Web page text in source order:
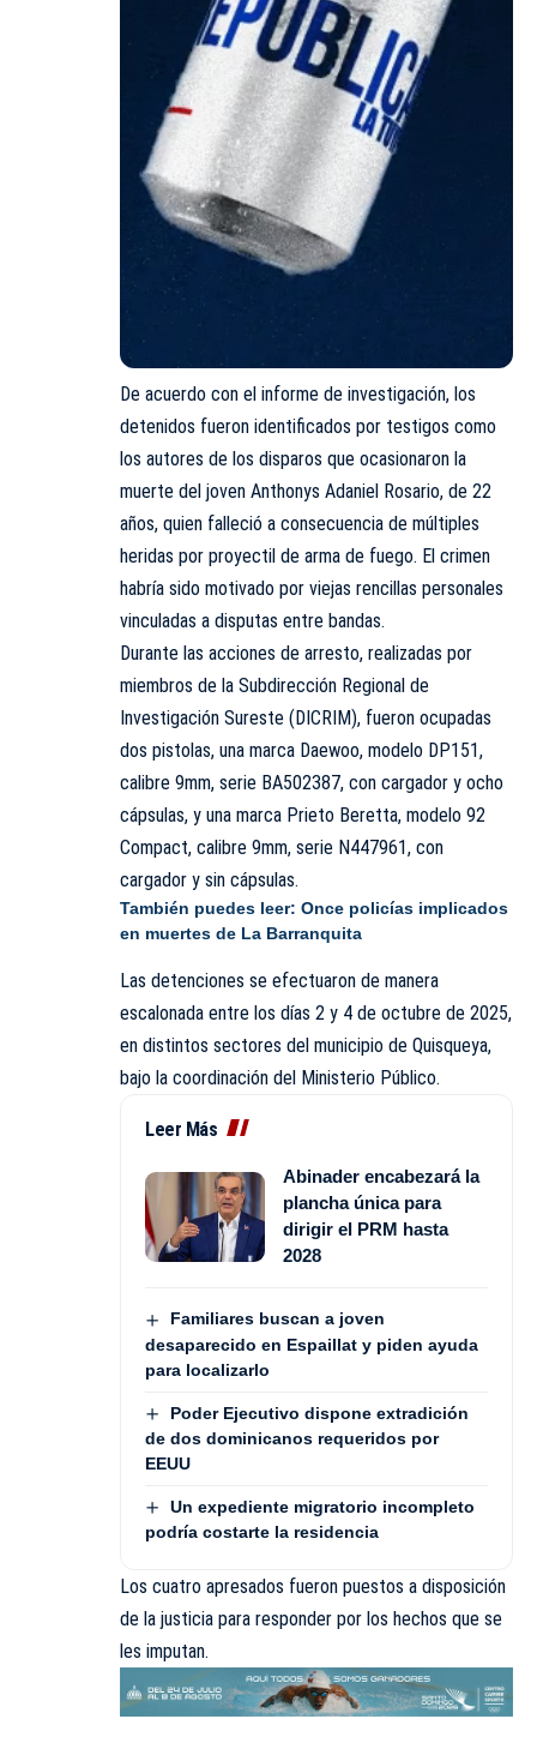
De acuerdo con el informe de investigación, los
detenidos fueron identificados por testigos como
los autores de los disparos que ocasionaron la
muerte del joven Anthonys Adaniel Rosario, de 22
años, quien falleció a consecuencia de múltiples
heridas por proyectil de arma de fuego. El crimen
habría sido motivado por viejas rencillas personales
vinculadas a disputas entre bandas.
Durante las acciones de arresto, realizadas por
miembros de la Subdirección Regional de
Investigación Sureste (DICRIM), fueron ocupadas
dos pistolas, una marca Daewoo, modelo DP151,
calibre 9mm, serie BA502387, con cargador y ocho
cápsulas, y una marca Prieto Beretta, modelo 92
Compact, calibre 9mm, serie N447961, con
cargador y sin cápsulas.
También puedes leer: Once policías implicados
en muertes de La Barranquita
Las detenciones se efectuaron de manera
escalonada entre los días 2 y 4 de octubre de 2025,
en distintos sectores del municipio de Quisqueya,
bajo la coordinación del Ministerio Público.
Leer Más
Abinader encabezará la
plancha única para
dirigir el PRM hasta
2028
Familiares buscan a joven
desaparecido en Espaillat y piden ayuda
para localizarlo
Poder Ejecutivo dispone extradición
de dos dominicanos requeridos por
EEUU
Un expediente migratorio incompleto
podría costarte la residencia
Los cuatro apresados fueron puestos a disposición
de la justicia para responder por los hechos que se
les imputan.